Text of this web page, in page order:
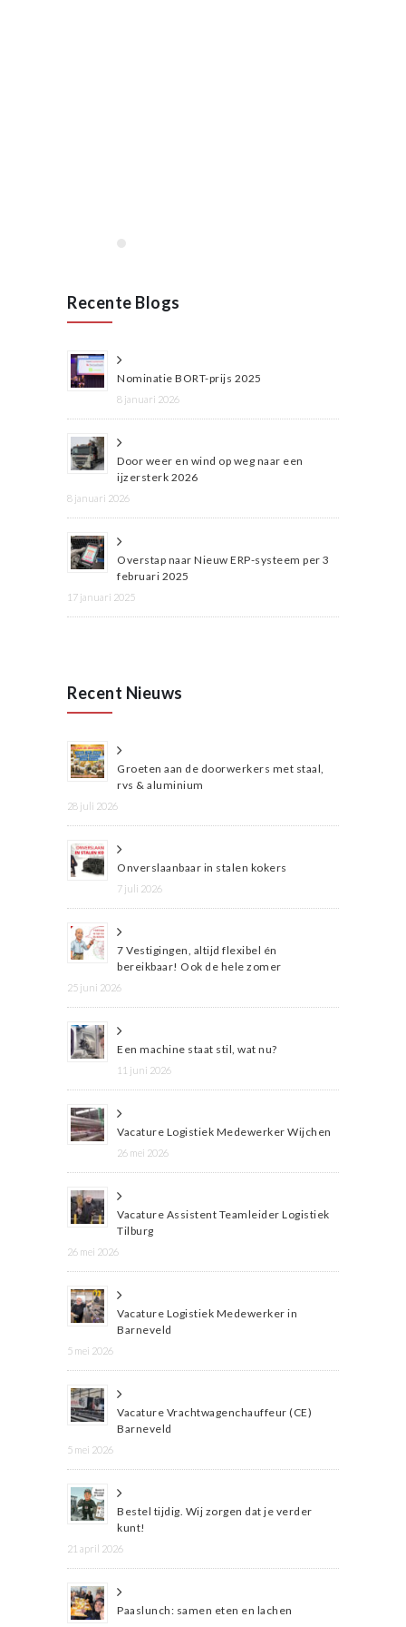
Recente Blogs
Nominatie BORT-prijs 2025
8 januari 2026
Door weer en wind op weg naar een
ijzersterk 2026
8 januari 2026
Overstap naar Nieuw ERP-systeem per 3
februari 2025
17 januari 2025
Recent Nieuws
Groeten aan de doorwerkers met staal,
rvs & aluminium
28 juli 2026
Onverslaanbaar in stalen kokers
7 juli 2026
7 Vestigingen, altijd flexibel én
bereikbaar! Ook de hele zomer
25 juni 2026
Een machine staat stil, wat nu?
11 juni 2026
Vacature Logistiek Medewerker Wijchen
26 mei 2026
Vacature Assistent Teamleider Logistiek
Tilburg
26 mei 2026
Vacature Logistiek Medewerker in
Barneveld
5 mei 2026
Vacature Vrachtwagenchauffeur (CE)
Barneveld
5 mei 2026
Bestel tijdig. Wij zorgen dat je verder
kunt!
21 april 2026
Paaslunch: samen eten en lachen